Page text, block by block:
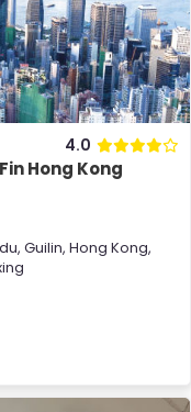
4.0
Hong Kong
, Guilin, Hong Kong,